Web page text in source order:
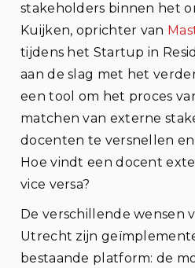
stakeholders binnen het
Kuijken, oprichter van
tijdens het Startup in
aan de slag met het
een tool om het proces
matchen van externe
docenten te versnellen
Hoe vindt een docent
vice versa?
De verschillende wensen
Utrecht zijn
bestaande platform: de